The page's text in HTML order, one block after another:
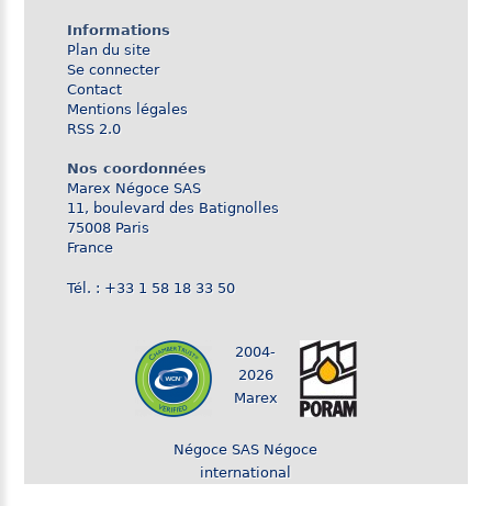
Informations
Plan du site
Se connecter
Contact
Mentions légales
RSS 2.0
Nos coordonnées
Marex Négoce SAS
11, boulevard des Batignolles
75008 Paris
France
Tél. : +33 1 58 18 33 50
2004-
2026
Marex
Négoce SAS Négoce
international